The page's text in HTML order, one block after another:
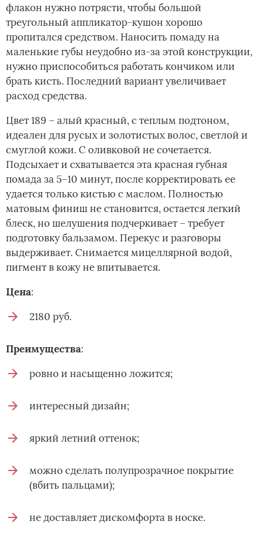
флакон нужно потрясти, чтобы большой
треугольный аппликатор-кушон хорошо
пропитался средством. Наносить помаду на
маленькие губы неудобно из-за этой конструкции,
нужно приспособиться работать кончиком или
брать кисть. Последний вариант увеличивает
расход средства.
Цвет 189 – алый красный, с теплым подтоном,
идеален для русых и золотистых волос, светлой и
смуглой кожи. С оливковой не сочетается.
Подсыхает и схватывается эта красная губная
помада за 5–10 минут, после корректировать ее
удается только кистью с маслом. Полностью
матовым финиш не становится, остается легкий
блеск, но шелушения подчеркивает – требует
подготовку бальзамом. Перекус и разговоры
выдерживает. Снимается мицеллярной водой,
пигмент в кожу не впитывается.
Цена:
2180 руб.
Преимущества:
ровно и насыщенно ложится;
интересный дизайн;
яркий летний оттенок;
можно сделать полупрозрачное покрытие
(вбить пальцами);
не доставляет дискомфорта в носке.